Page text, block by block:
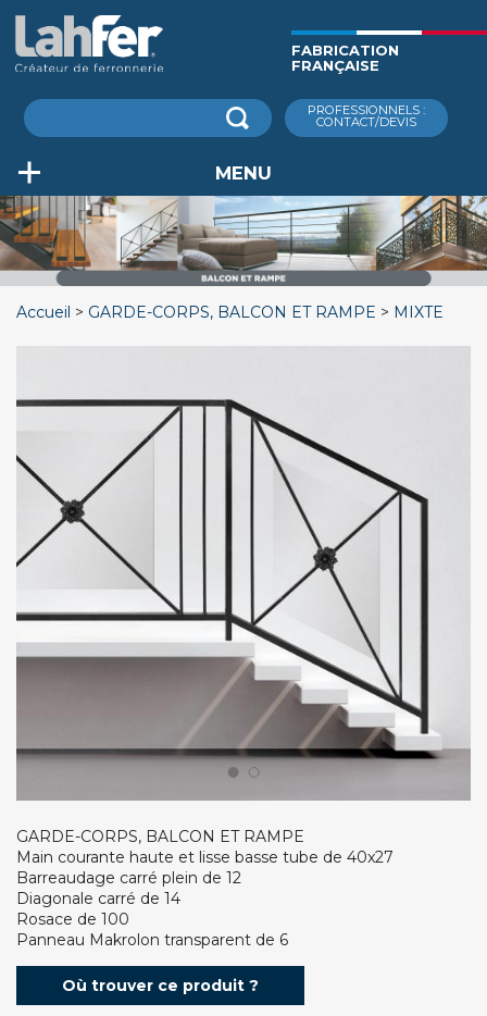
contenu
principal
Rechercher
PROFESSIONNELS :
CONTACT/DEVIS
MENU
FABRICATION
FRANÇAISE
Accueil GARDE-CORPS, BALCON ET RAMPE MIXTE
GARDE-CORPS, BALCON ET RAMPE
Main courante haute et lisse basse tube de 40x27
Barreaudage carré plein de 12
Diagonale carré de 14
Rosace de 100
Panneau Makrolon transparent de 6
Où trouver ce produit ?